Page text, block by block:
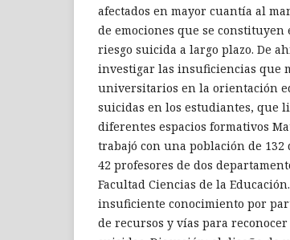
afectados en mayor cuantía al
de emociones que se constituyen
riesgo suicida a largo plazo. De
investigar las insuficiencias que
universitarios en la orientación
suicidas en los estudiantes, que
diferentes espacios formativos
trabajó con una población de
42 profesores de dos
Facultad Ciencias de la
insuficiente conocimiento por
de recursos y vías para